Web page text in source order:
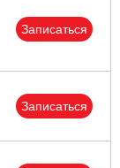
Записаться
Записаться